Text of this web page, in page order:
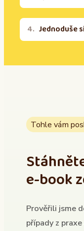
Jednoduše
Tohle vám
e-book
Prověřili jsme
případy z